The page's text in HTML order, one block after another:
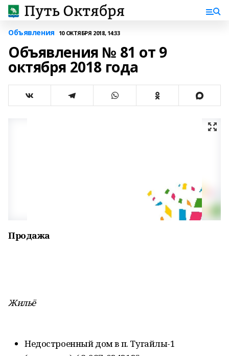
Объявления 10 ОКТЯБРЯ 2018, 14:33
Объявления № 81 от 9
октября 2018 года
Продажа
Жильё
Недостроенный дом в п. Тугайлы-1